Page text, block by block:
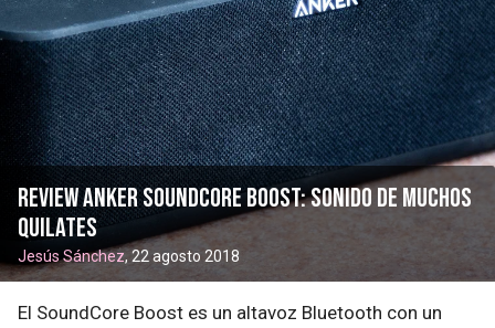
Review Anker SoundCore Boost: sonido de muchos
quilates
Jesús Sánchez, 22 agosto 2018
El SoundCore Boost es un altavoz Bluetooth con un